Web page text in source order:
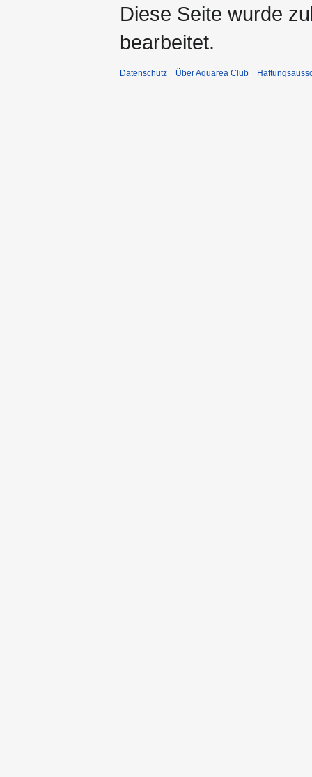
Diese Seite wurde
bearbeitet.
Datenschutz Über Aquarea Club